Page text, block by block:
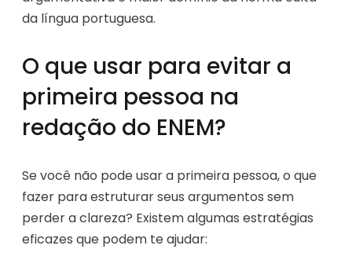
da língua portuguesa.
O que usar para evitar a
primeira pessoa na
redação do ENEM?
Se você não pode usar a primeira pessoa, o que
fazer para estruturar seus argumentos sem
perder a clareza? Existem algumas estratégias
eficazes que podem te ajudar: